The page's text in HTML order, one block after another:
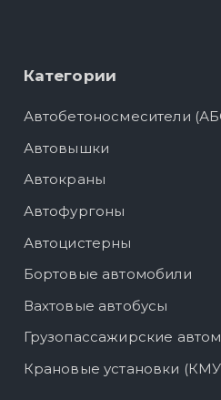
Категории
Автобетоносмесители
Автовышки
Автокраны
Автофургоны
Автоцистерны
Бортовые автомобили
Вахтовые автобусы
Грузопассажирские
Крановые установки